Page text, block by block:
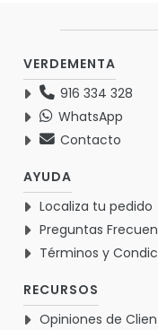
VERDEMENTA
916 334 328
WhatsApp
Contacto
AYUDA
Localiza tu pedido
Preguntas
Términos y
RECURSOS
Opiniones de